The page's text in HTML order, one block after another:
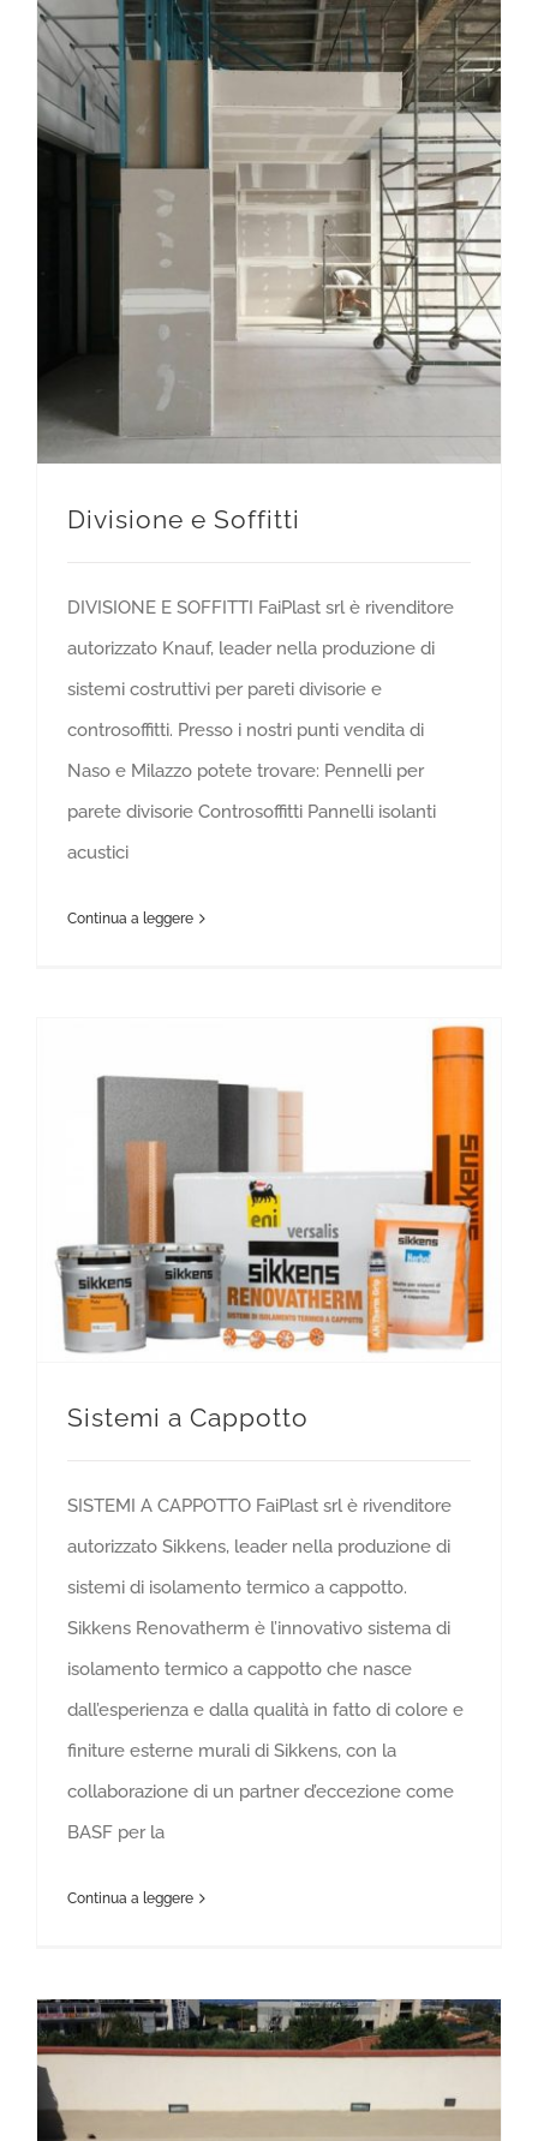
Divisione e Soffitti
DIVISIONE E SOFFITTI FaiPlast srl è rivenditore
autorizzato Knauf, leader nella produzione di
sistemi costruttivi per pareti divisorie e
controsoffitti. Presso i nostri punti vendita di
Naso e Milazzo potete trovare: Pennelli per
parete divisorie Controsoffitti Pannelli isolanti
acustici
Continua a leggere
Sistemi a Cappotto
SISTEMI A CAPPOTTO FaiPlast srl è rivenditore
autorizzato Sikkens, leader nella produzione di
sistemi di isolamento termico a cappotto.
Sikkens Renovatherm è l’innovativo sistema di
isolamento termico a cappotto che nasce
dall’esperienza e dalla qualità in fatto di colore e
finiture esterne murali di Sikkens, con la
collaborazione di un partner d’eccezione come
BASF per la
Continua a leggere